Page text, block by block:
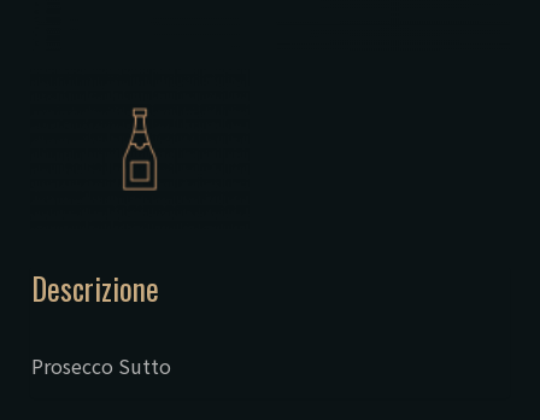
Descrizione
Prosecco Sutto